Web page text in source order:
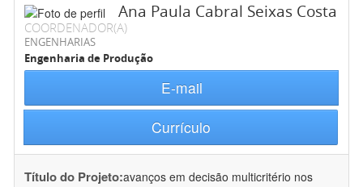
Ana Paula Cabral Seixas Costa
COORDENADOR(A)
ENGENHARIAS
Engenharia de Produção
E-mail
Currículo
Título do Projeto:avanços em decisão multicritério nos